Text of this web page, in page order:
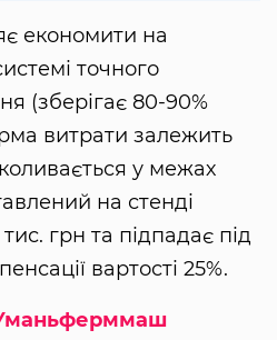
економити на
точного
(зберігає 80-90%
витрати залежить
коливається у межах
на стенді
грн та підпадає під
вартості 25%.